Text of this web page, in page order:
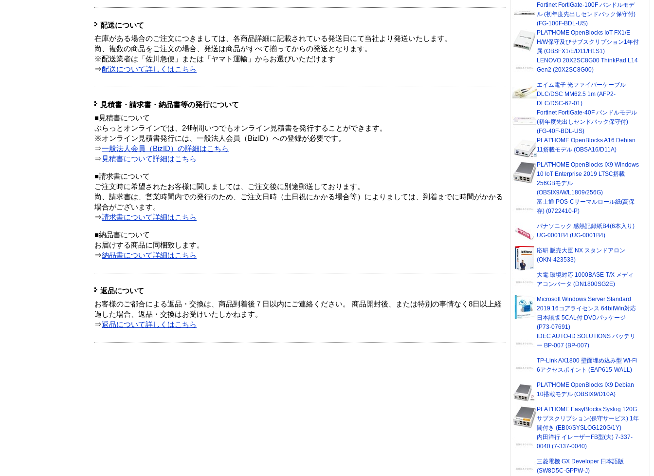
配送について
在庫がある場合のご注文につきましては、各商品詳細に記載されている発送日にて当社より発送いたします。
尚、複数の商品をご注文の場合、発送は商品がすべて揃ってからの発送となります。
※配送業者は「佐川急便」または「ヤマト運輸」からお選びいただけます
⇒配送について詳しくはこちら
見積書・請求書・納品書等の発行について
■見積書について
ぷらっとオンラインでは、24時間いつでもオンライン見積書を発行することができます。
※オンライン見積書発行には、一般法人会員（BizID）への登録が必要です。
⇒一般法人会員（BizID）の詳細はこちら
⇒ 見積書について詳細はこちら
■請求書について
ご注文時に希望されたお客様に関しましては、ご注文後に別途郵送しております。
尚、請求書は、営業時間内での発行のため、ご注文日時（土日祝にかかる場合等）によりましては、到着までに時間がかかる
場合がございます。
⇒請求書について詳細はこちら
■納品書について
お届けする商品に同梱致します。
⇒納品書について詳細はこちら
返品について
お客様のご都合による返品・交換は、商品到着後７日以内にご連絡ください。 商品開封後、または特別の事情なく8日以上経
過した場合、返品・交換はお受けいたしかねます。
⇒返品について詳しくはこちら
Fortinet FortiGate-100F バンドルモデ
ル (初年度先出しセンドバック保守付)
(FG-100F-BDL-US)
PLAT'HOME OpenBlocks IoT FX1/E
H/W保守及びサブスクリプション1年付
属 (OBSFX1/E/D11/H1S1)
LENOVO 20X2SC8G00 ThinkPad L14
Gen2 (20X2SC8G00)
エイム電子 光ファイバーケーブル
DLC/DSC MM62.5 1m (AFP2-
DLC/DSC-62-01)
Fortinet FortiGate-40F バンドルモデル
(初年度先出しセンドバック保守付)
(FG-40F-BDL-US)
PLAT'HOME OpenBlocks A16 Debian
11搭載モデル (OBSA16/D11A)
PLAT'HOME OpenBlocks IX9 Windows
10 IoT Enterprise 2019 LTSC搭載
256GBモデル
(OBSIX9/W/L1809/256G)
富士通 POS-Cサーマルロール紙(高保
存) (0722410-P)
パナソニック 感熱記録紙B4(6本入り)
UG-0001B4 (UG-0001B4)
応研 販売大臣 NX スタンドアロン
(OKN-423533)
大電 環境対応 1000BASE-T/X メディ
アコンバータ (DN1800SG2E)
Microsoft Windows Server Standard
2019 16コアライセンス 64bitWin対応
日本語版 5CAL付 DVDパッケージ
(P73-07691)
IDEC AUTO-ID SOLUTIONS バッテリ
ー BP-007 (BP-007)
TP-Link AX1800 壁面埋め込み型 Wi-Fi
6アクセスポイント (EAP615-WALL)
PLAT'HOME OpenBlocks IX9 Debian
10搭載モデル (OBSIX9/D10A)
PLAT'HOME EasyBlocks Syslog 120G
サブスクリプション(保守サービス) 1年
間付き (EBIX/SYSLOG120G/1Y)
内田洋行 イレーザーFB型(大) 7-337-
0040 (7-337-0040)
三菱電機 GX Developer 日本語版
(SW8D5C-GPPW-J)